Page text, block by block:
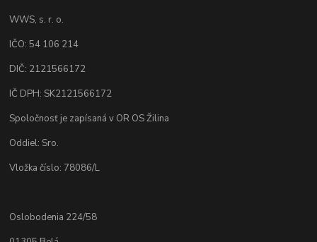
WWS, s. r. o.
IČO: 54 106 214
DIČ: 2121566172
IČ DPH: SK2121566172
Spoločnosť je zapísaná v OR OS Žilina
Oddiel: Sro.
Vložka číslo: 78086/L
Oslobodenia 224/58